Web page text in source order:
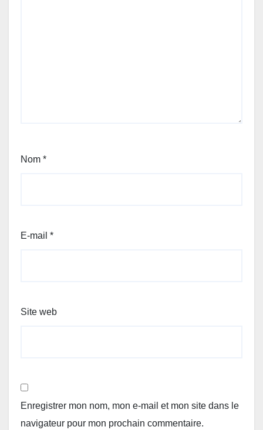
Nom *
E-mail *
Site web
Enregistrer mon nom, mon e-mail et mon site dans le
navigateur pour mon prochain commentaire.